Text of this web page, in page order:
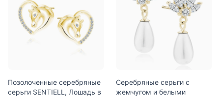
Позолоченные серебряные
серьги SENTIELL, Лошадь в
Серебряные серьги с
жемчугом и белыми